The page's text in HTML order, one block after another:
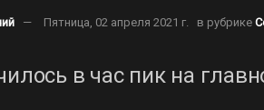
Пятница, 02 апреля 2021 г. в рубрике
в час пик на